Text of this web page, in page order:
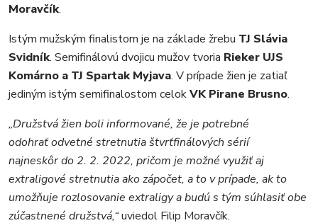
Moravčík.
Istým mužským finalistom je na základe žrebu TJ Slávia
Svidník. Semifinálovú dvojicu mužov tvoria Rieker UJS
Komárno a TJ Spartak Myjava. V prípade žien je zatiaľ
jediným istým semifinalostom celokVK Pirane Brusno.
„Družstvá žien boli informované, že je potrebné
odohrať odvetné stretnutia štvrťfinálových sérií
najneskôr do 2. 2. 2022, pričom je možné využiť aj
extraligové stretnutia ako zápočet, a to v prípade, ak to
umožňuje rozlosovanie extraligy a budú s tým súhlasiť obe
zúčastnené družstvá,“uviedol Filip Moravčík.